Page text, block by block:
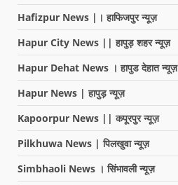
Hafizpur News |। हाफिजपुर न्यूज़
Hapur City News || हापुड़ शहर न्यूज़
Hapur Dehat News । हापुड देहात न्यूज़
Hapur News | हापुड़ न्यूज़
Kapoorpur News || कपूरपुर न्यूज़
Pilkhuwa News | पिलखुवा न्यूज़
Simbhaoli News । सिंभावली न्यूज़